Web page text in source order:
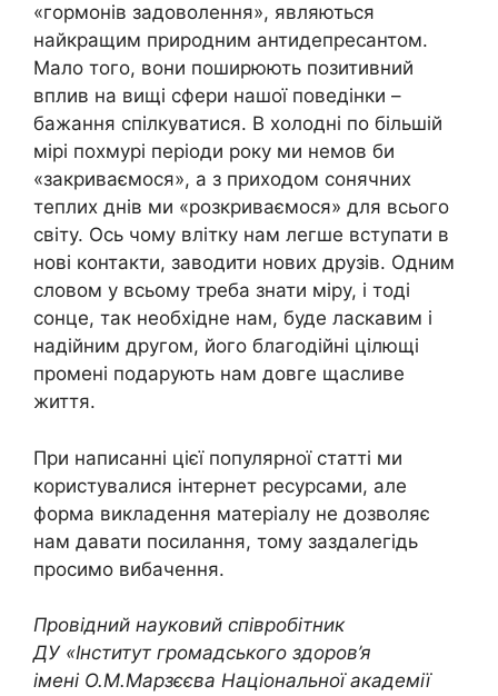
«гормонів задоволення», являються
найкращим природним антидепресантом.
Мало того, вони поширюють позитивний
вплив на вищі сфери нашої поведінки –
бажання спілкуватися. В холодні по більшій
мірі похмурі періоди року ми немов би
«закриваємося», а з приходом сонячних
теплих днів ми «розкриваємося» для всього
світу. Ось чому влітку нам легше вступати в
нові контакти, заводити нових друзів. Одним
словом у всьому треба знати міру, і тоді
сонце, так необхідне нам, буде ласкавим і
надійним другом, його благодійні цілющі
промені подарують нам довге щасливе
життя.
При написанні цієї популярної статті ми
користувалися інтернет ресурсами, але
форма викладення матеріалу не дозволяє
нам давати посилання, тому заздалегідь
просимо вибачення.
Провідний науковий співробітник
ДУ «Інститут громадського здоров’я
імені О.М.Марзєєва Національної академії